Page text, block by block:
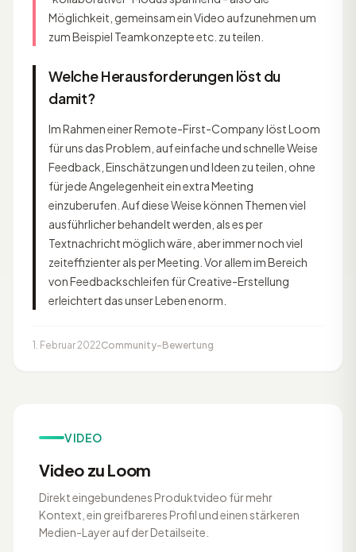
Möglichkeit, gemeinsam ein Video aufzunehmen um
zum Beispiel Teamkonzepte etc. zu teilen.
Welche Herausforderungen löst du
damit?
Im Rahmen einer Remote-First-Company löst Loom
für uns das Problem, auf einfache und schnelle Weise
Feedback, Einschätzungen und Ideen zu teilen, ohne
für jede Angelegenheit ein extra Meeting
einzuberufen. Auf diese Weise können Themen viel
ausführlicher behandelt werden, als es per
Textnachricht möglich wäre, aber immer noch viel
zeiteffizienter als per Meeting. Vor allem im Bereich
von Feedbackschleifen für Creative-Erstellung
erleichtert das unser Leben enorm.
1. Februar 2022Community-Bewertung
VIDEO
Video zu Loom
Direkt eingebundenes Produktvideo für mehr
Kontext, ein greifbareres Profil und einen stärkeren
Medien-Layer auf der Detailseite.